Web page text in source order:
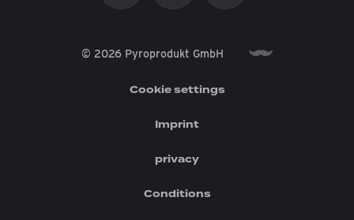
© 2026 Pyroprodukt GmbH
Cookie settings
Imprint
privacy
Conditions